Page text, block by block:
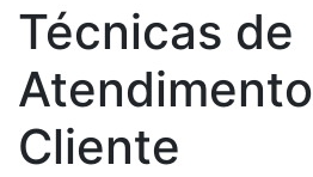
Técnicas de
Cliente